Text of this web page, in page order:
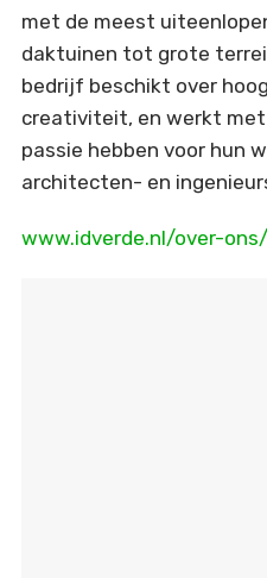
met de meest
daktuinen tot grote
bedrijf beschikt over
creativiteit, en werkt met
passie hebben voor hun
architecten- en
www.idverde.nl/over-